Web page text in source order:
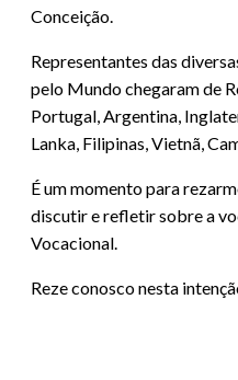
Conceição.
Representantes das
pelo Mundo chegaram de
Portugal, Argentina,
Lanka, Filipinas, Vietnã,
É um momento para
discutir e refletir sobre a
Vocacional.
Reze conosco nesta